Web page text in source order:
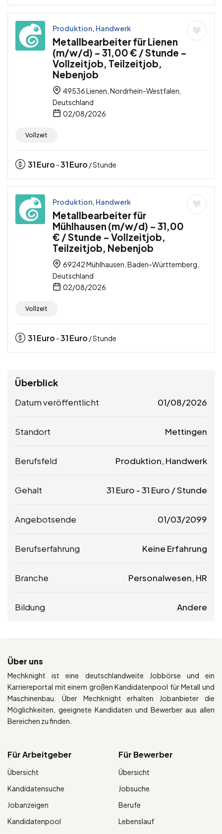
Produktion, Handwerk
Metallbearbeiter für Lienen
(m/w/d) – 31,00 € / Stunde –
Vollzeitjob, Teilzeitjob,
Nebenjob
49536 Lienen, Nordrhein-Westfalen,
Deutschland
02/08/2026
Vollzeit
31Euro -31Euro / Stunde
Produktion, Handwerk
Metallbearbeiter für
Mühlhausen (m/w/d) – 31,00
€ / Stunde – Vollzeitjob,
Teilzeitjob, Nebenjob
69242 Mühlhausen, Baden-Württemberg,
Deutschland
02/08/2026
Vollzeit
31Euro -31Euro / Stunde
Überblick
Datum veröffentlicht 01/08/2026
Standort Mettingen
Berufsfeld Produktion, Handwerk
Gehalt 31 Euro -31 Euro / Stunde
Angebotsende 01/03/2099
Berufserfahrung Keine Erfahrung
Branche Personalwesen, HR
Bildung Andere
Über uns
Mechknight ist eine deutschlandweite Jobbörse und ein
Karriereportal mit einem großen Kandidatenpool für Metall und
Maschinenbau. Über Mechknight erhalten Jobanbieter die
Möglichkeiten, geeignete Kandidaten und Bewerber aus allen
Bereichen zu finden.
Für Arbeitgeber
Übersicht
Kandidatensuche
Jobanzeigen
Kandidatenpool
Für Bewerber
Übersicht
Jobsuche
Berufe
Lebenslauf